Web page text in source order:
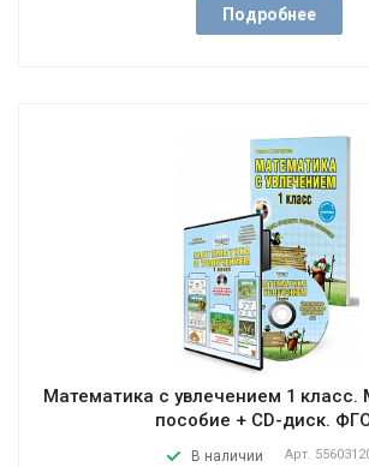
Подробнее
Математика с увлечением 1 класс.
пособие + CD-диск.
В наличии Арт.